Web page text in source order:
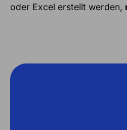
oder Excel erstellt werden,